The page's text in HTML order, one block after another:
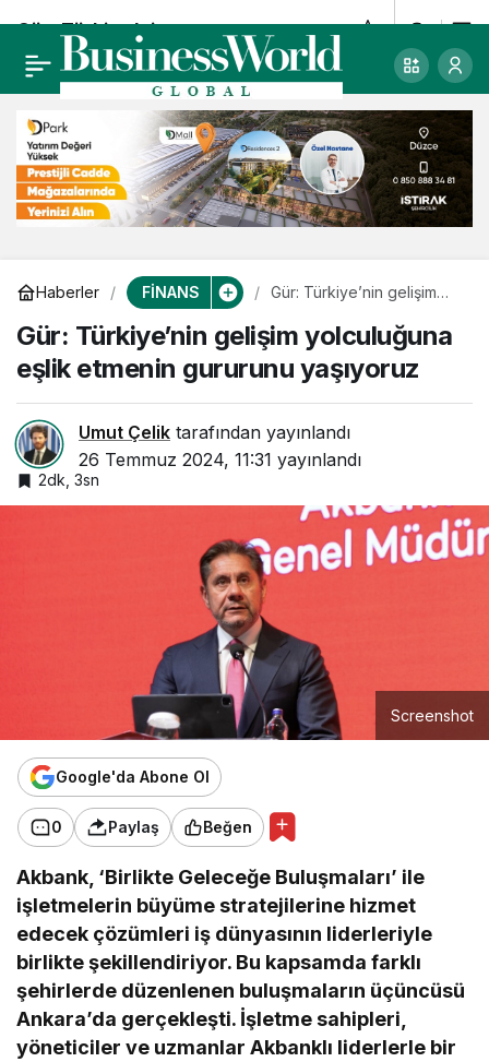
Haberler FİNANS
Gür: Türkiye’nin gelişim
gururunu yaşıyoruz
Gür: Türkiye’nin gelişim yolculuğuna
eşlik etmenin gururunu yaşıyoruz
Umut Çelik tarafından yayınlandı
26 Temmuz 2024, 11:31 yayınlandı
2dk, 3sn
Screenshot
Google'da Abone Ol
0 Paylaş Beğen
Akbank, ‘Birlikte Geleceğe Buluşmaları’ ile
işletmelerin büyüme stratejilerine hizmet
edecek çözümleri iş dünyasının liderleriyle
birlikte şekillendiriyor. Bu kapsamda farklı
şehirlerde düzenlenen buluşmaların üçüncüsü
Ankara’da gerçekleşti. İşletme sahipleri,
yöneticiler ve uzmanlar Akbanklı liderlerle bir
Gür: Türkiye’nin
gelişim yolculuğuna
eşlik etmenin
gururunu yaşıyoruz
0